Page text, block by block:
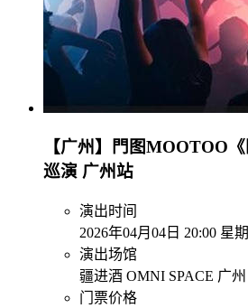
【广州】門图MOOTOO
巡演 广州站
演出时间
2026年04月04日 20:00 星
演出场馆
疆进酒 OMNI SPACE 广
门票价格